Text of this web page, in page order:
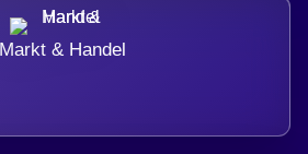
Markt & Handel